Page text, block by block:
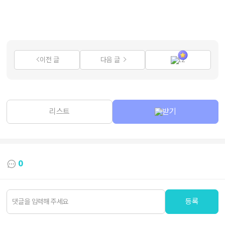
이전 글 다음 글 12
리스트 받기
0
등록